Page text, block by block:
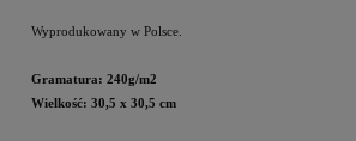
Wyprodukowany w Polsce.
Gramatura: 240g/m2
Wielkość: 30,5 x 30,5 cm